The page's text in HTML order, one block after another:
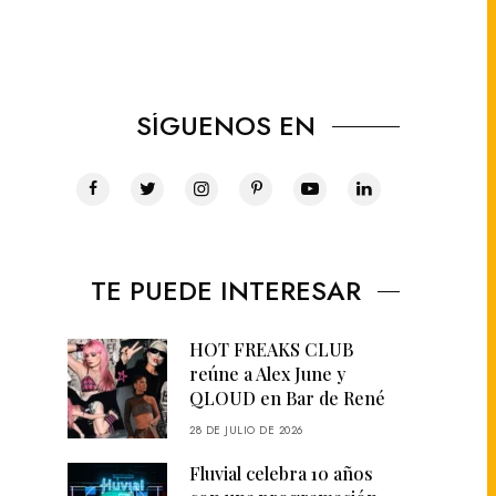
SÍGUENOS EN
TE PUEDE INTERESAR
HOT FREAKS CLUB
reúne a Alex June y
QLOUD en Bar de René
28 DE JULIO DE 2026
Fluvial celebra 10 años